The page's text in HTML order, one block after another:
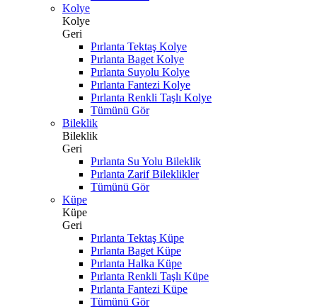
Kolye
Kolye
Geri
Pırlanta Tektaş Kolye
Pırlanta Baget Kolye
Pırlanta Suyolu Kolye
Pırlanta Fantezi Kolye
Pırlanta Renkli Taşlı Kolye
Tümünü Gör
Bileklik
Bileklik
Geri
Pırlanta Su Yolu Bileklik
Pırlanta Zarif Bileklikler
Tümünü Gör
Küpe
Küpe
Geri
Pırlanta Tektaş Küpe
Pırlanta Baget Küpe
Pırlanta Halka Küpe
Pırlanta Renkli Taşlı Küpe
Pırlanta Fantezi Küpe
Tümünü Gör